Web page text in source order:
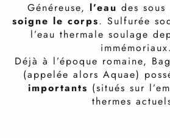
EN VACANCES
Généreuse, l’eau des sous
soigne le corps. Sulfurée
l’eau thermale soulage
immémoriaux.
Déjà à l’époque romaine,
(appelée alors Aquae)
importants (situés sur
thermes